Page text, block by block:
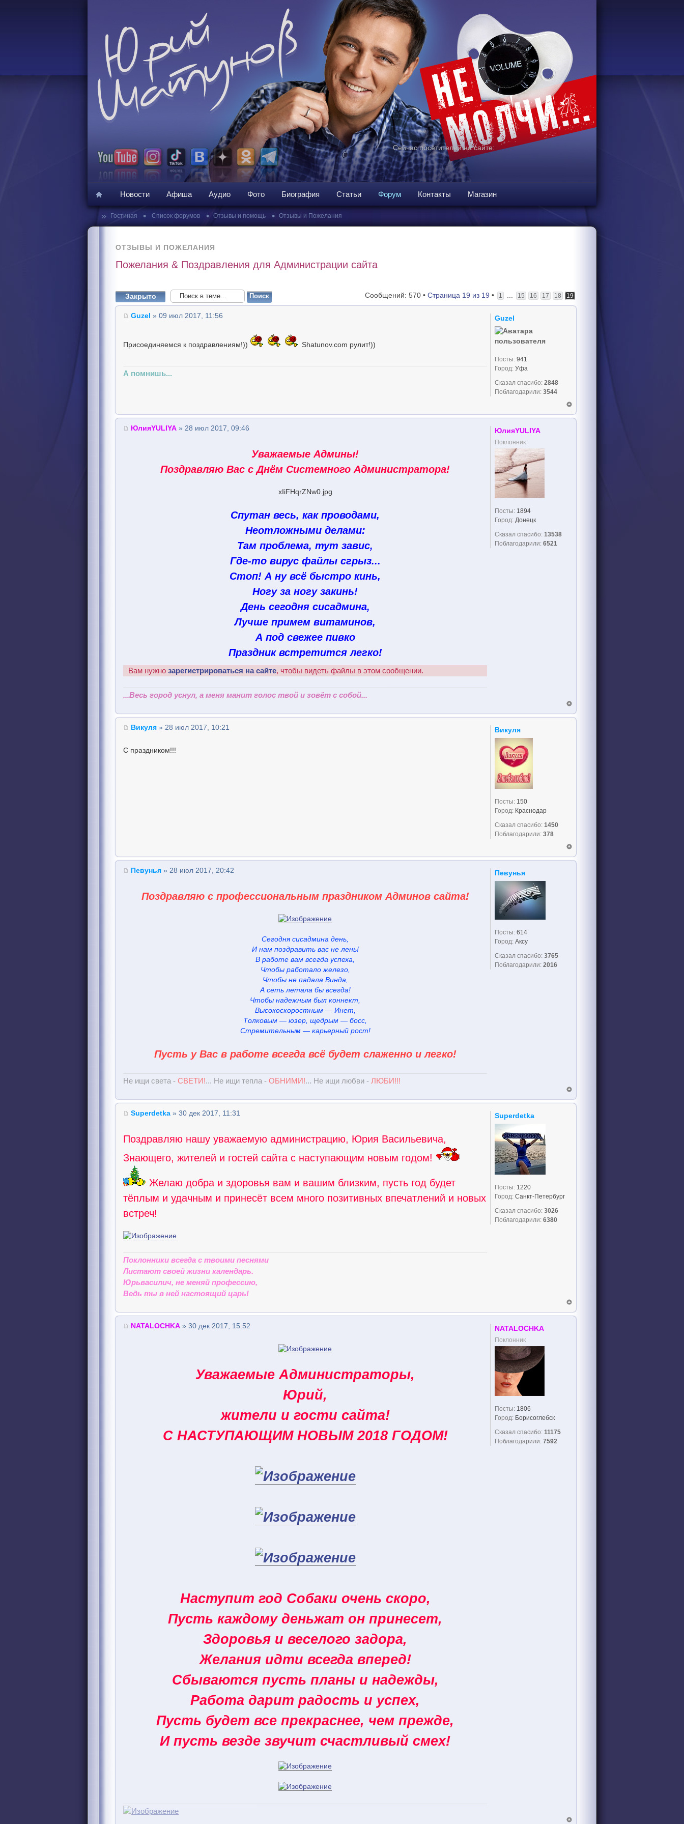
Сейчас посетителей на сайте:
Новости Афиша Аудио Фото Биография Статьи Форум Контакты Магазин
» Гостиная • Список форумов • Отзывы и помощь • Отзывы и Пожелания
ОТЗЫВЫ И ПОЖЕЛАНИЯ
Пожелания & Поздравления для Администрации сайта
Закрыто Сообщений: 570 • Страница 19 из 19 • 1 ... 15 16 17 18 19
Guzel » 09 июл 2017, 11:56
Присоединяемся к поздравлениям!)) Shatunov.com рулит!))
А помнишь...
Guzel
Посты: 941
Город: Уфа
Сказал спасибо: 2848
Поблагодарили: 3544
ЮлияYULIYA » 28 июл 2017, 09:46
Уважаемые Админы!
Поздравляю Вас с Днём Системного Администратора!
xIiFHqrZNw0.jpg
Спутан весь, как проводами,
Неотложными делами:
Там проблема, тут завис,
Где-то вирус файлы сгрыз...
Стоп! А ну всё быстро кинь,
Ногу за ногу закинь!
День сегодня сисадмина,
Лучше примем витаминов,
А под свежее пивко
Праздник встретится легко!
Вам нужно зарегистрироваться на сайте, чтобы видеть файлы в этом сообщении.
...Весь город уснул, а меня манит голос твой и зовёт с собой...
ЮлияYULIYA
Поклонник
Посты: 1894
Город: Донецк
Сказал спасибо: 13538
Поблагодарили: 6521
Викуля » 28 июл 2017, 10:21
С праздником!!!
Викуля
Посты: 150
Город: Краснодар
Сказал спасибо: 1450
Поблагодарили: 378
Певунья » 28 июл 2017, 20:42
Поздравляю с профессиональным праздником Админов сайта!
Сегодня сисадмина день,
И нам поздравить вас не лень!
В работе вам всегда успеха,
Чтобы работало железо,
Чтобы не падала Винда,
А сеть летала бы всегда!
Чтобы надежным был коннект,
Высокоскоростным — Инет,
Толковым — юзер, щедрым — босс,
Стремительным — карьерный рост!
Пусть у Вас в работе всегда всё будет слаженно и легко!
Не ищи света - СВЕТИ!... Не ищи тепла - ОБНИМИ!... Не ищи любви - ЛЮБИ!!!
Певунья
Посты: 614
Город: Аксу
Сказал спасибо: 3765
Поблагодарили: 2016
Superdetka » 30 дек 2017, 11:31
Поздравляю нашу уважаемую администрацию, Юрия Васильевича,
Знающего, жителей и гостей сайта с наступающим новым годом!
Желаю добра и здоровья вам и вашим близким, пусть год будет
тёплым и удачным и принесёт всем много позитивных впечатлений и новых
встреч!
Поклонники всегда с твоими песнями
Листают своей жизни календарь.
Юрьвасилич, не меняй профессию,
Ведь ты в ней настоящий царь!
Superdetka
Посты: 1220
Город: Санкт-Петербург
Сказал спасибо: 3026
Поблагодарили: 6380
NATALOCHKA » 30 дек 2017, 15:52
Уважаемые Администраторы,
Юрий,
жители и гости сайта!
С НАСТУПАЮЩИМ НОВЫМ 2018 ГОДОМ!
Наступит год Собаки очень скоро,
Пусть каждому деньжат он принесет,
Здоровья и веселого задора,
Желания идти всегда вперед!
Сбываются пусть планы и надежды,
Работа дарит радость и успех,
Пусть будет все прекраснее, чем прежде,
И пусть везде звучит счастливый смех!
NATALOCHKA
Поклонник
Посты: 1806
Город: Борисоглебск
Сказал спасибо: 11175
Поблагодарили: 7592